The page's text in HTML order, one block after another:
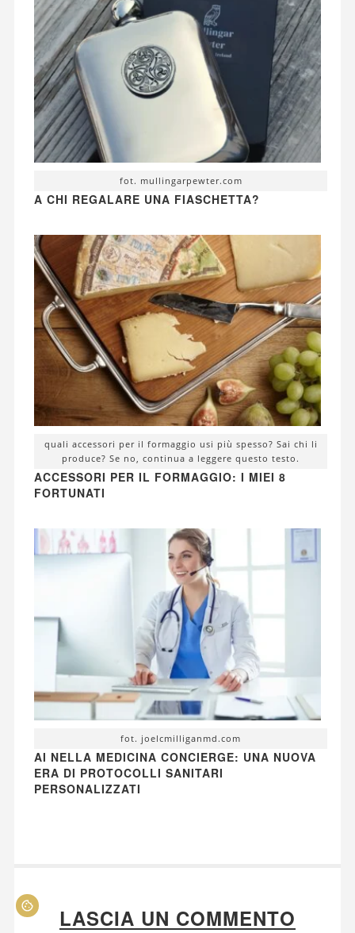
fot. mullingarpewter.com
A CHI REGALARE UNA FIASCHETTA?
quali accessori per il formaggio usi più spesso? Sai chi li
produce? Se no, continua a leggere questo testo.
ACCESSORI PER IL FORMAGGIO: I MIEI 8
FORTUNATI
fot. joelcmilliganmd.com
AI NELLA MEDICINA CONCIERGE: UNA NUOVA
ERA DI PROTOCOLLI SANITARI
PERSONALIZZATI
LASCIA UN COMMENTO